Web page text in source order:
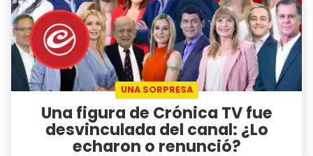
UNA SORPRESA
Una figura de Crónica TV fue
desvinculada del canal: ¿Lo
echaron o renunció?